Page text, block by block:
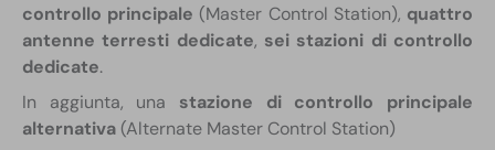
controllo principale (Master Control Station), quattro
antenne terresti dedicate, sei stazioni di controllo
dedicate.
In aggiunta, una stazione di controllo principale
alternativa (Alternate Master Control Station)